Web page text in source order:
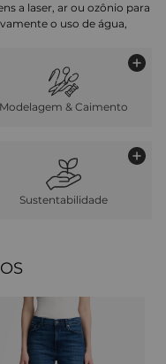
a laser, ar ou ozônio para
o uso de água,
Modelagem & Caimento
Sustentabilidade